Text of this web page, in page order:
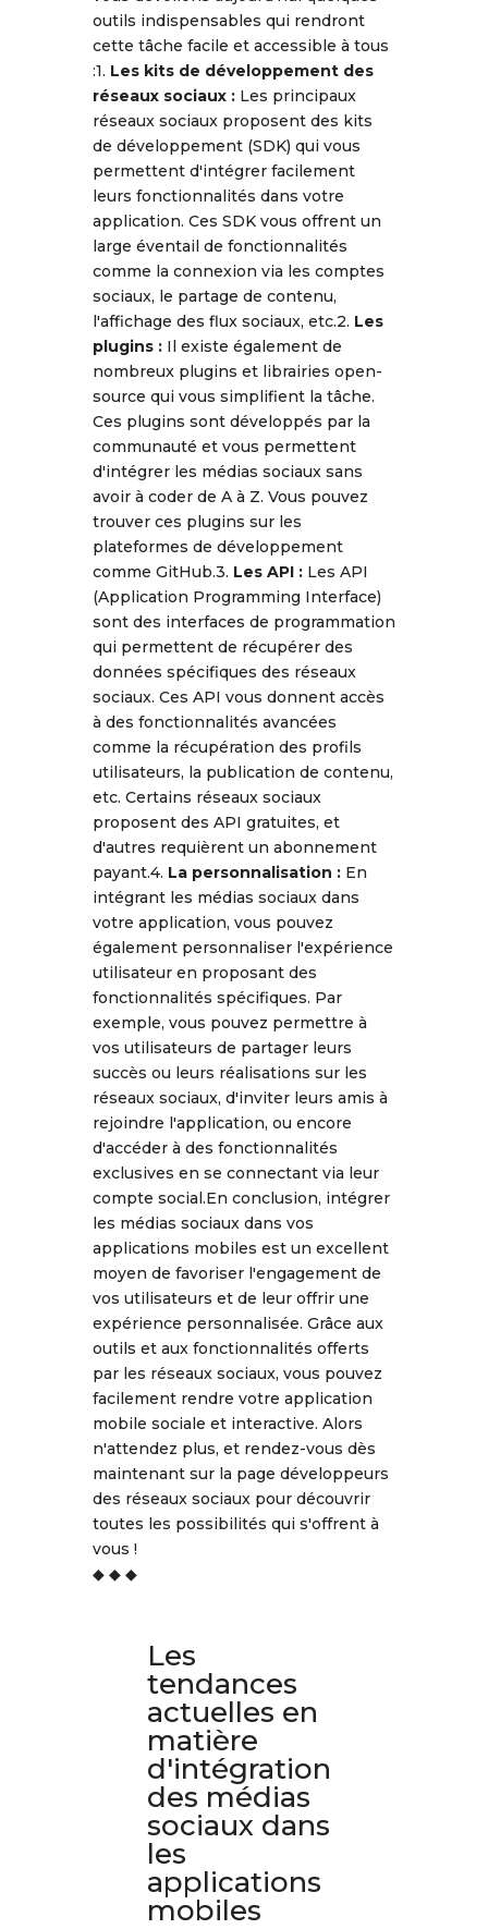
outils indispensables qui rendront
cette tâche facile et accessible à tous
:1. Les kits de développement des
réseaux sociaux :Les principaux
réseaux sociaux proposent des kits
de développement (SDK) qui vous
permettent d'intégrer facilement
leurs fonctionnalités dans votre
application. Ces SDK vous offrent un
large éventail de fonctionnalités
comme la connexion via les comptes
sociaux, le partage de contenu,
l'affichage des flux sociaux, etc.2. Les
plugins :Il existe également de
nombreux plugins et librairies open-
source qui vous simplifient la tâche.
Ces plugins sont développés par la
communauté et vous permettent
d'intégrer les médias sociaux sans
avoir à coder de A à Z. Vous pouvez
trouver ces plugins sur les
plateformes de développement
comme GitHub.3. Les API :Les API
(Application Programming Interface)
sont des interfaces de programmation
qui permettent de récupérer des
données spécifiques des réseaux
sociaux. Ces API vous donnent accès
à des fonctionnalités avancées
comme la récupération des profils
utilisateurs, la publication de contenu,
etc. Certains réseaux sociaux
proposent des API gratuites, et
d'autres requièrent un abonnement
payant.4. La personnalisation :En
intégrant les médias sociaux dans
votre application, vous pouvez
également personnaliser l'expérience
utilisateur en proposant des
fonctionnalités spécifiques. Par
exemple, vous pouvez permettre à
vos utilisateurs de partager leurs
succès ou leurs réalisations sur les
réseaux sociaux, d'inviter leurs amis à
rejoindre l'application, ou encore
d'accéder à des fonctionnalités
exclusives en se connectant via leur
compte social.En conclusion, intégrer
les médias sociaux dans vos
applications mobiles est un excellent
moyen de favoriser l'engagement de
vos utilisateurs et de leur offrir une
expérience personnalisée. Grâce aux
outils et aux fonctionnalités offerts
par les réseaux sociaux, vous pouvez
facilement rendre votre application
mobile sociale et interactive. Alors
n'attendez plus, et rendez-vous dès
maintenant sur la page développeurs
des réseaux sociaux pour découvrir
toutes les possibilités qui s'offrent à
vous !
◆ ◆ ◆
Les
tendances
actuelles en
matière
d'intégration
des médias
sociaux dans
les
applications
mobiles